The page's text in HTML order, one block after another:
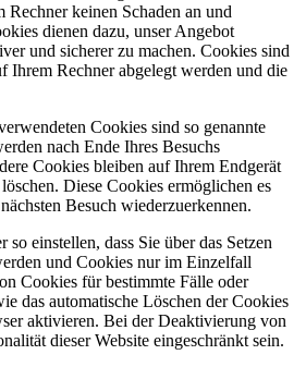
keinen Schaden an und
dienen dazu, unser Angebot
und sicherer zu machen. Cookies sind
Ihrem Rechner abgelegt werden und die
Cookies sind so genannte
nach Ende Ihres Besuchs
Cookies bleiben auf Ihrem Endgerät
Diese Cookies ermöglichen es
Besuch wiederzuerkennen.
einstellen, dass Sie über das Setzen
und Cookies nur im Einzelfall
Cookies für bestimmte Fälle oder
das automatische Löschen der Cookies
aktivieren. Bei der Deaktivierung von
dieser Website eingeschränkt sein.